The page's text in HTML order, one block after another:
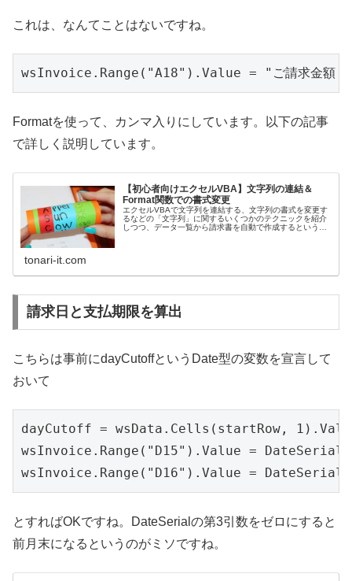
これは、なんてことはないですね。
Formatを使って、カンマ入りにしています。以下の記事
で詳しく説明しています。
【初心者向けエクセルVBA】文字列の連結＆
Format関数での書式変更
エクセルVBAで文字列を連結する、文字列の書式を変更す
るなどの「文字列」に関するいくつかのテクニックを紹介
しつつ、データ一覧から請求書を自動で作成するというシ
tonari-it.com
請求日と支払期限を算出
こちらは事前にdayCutoffというDate型の変数を宣言して
おいて
dayCutoff = wsData.Cells(startRow,
wsInvoice.Range("D15").Value =
とすればOKですね。DateSerialの第3引数をゼロにすると
前月末になるというのがミソですね。